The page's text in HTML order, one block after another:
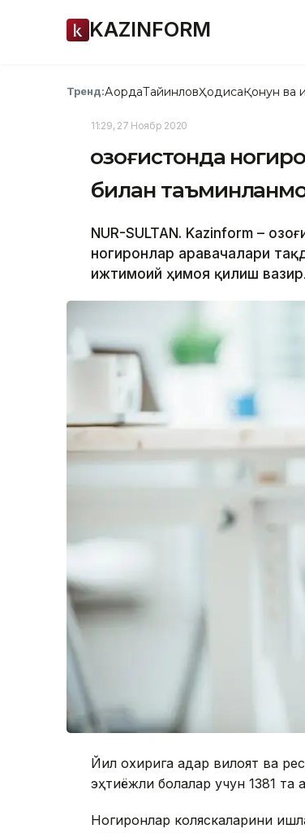
KAZINFORM
Тренд:АқордаТайинловҲодисаҚонун ва
11:29, 27 Ноябр 2020
Қозоғистонда
билан
NUR-SULTAN. Kazinform –
ногиронлар аравачалари
ижтимоий ҳимоя қилиш
Йил охирига қадар вилоят ва
эҳтиёжли болалар учун 1381
Ногиронлар коляскаларини